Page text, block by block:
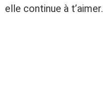
elle continue à t’aimer.